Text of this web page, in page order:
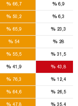
% 66,7 %6,9
% 50,2 %6,3
% 65,9 % 23,3
% 54 %28
% 55,5 % 31,5
% 41,9 % 43,8
% 76,3 % 12,4
% 64,6 % 26,5
% 47,8 % 35,4